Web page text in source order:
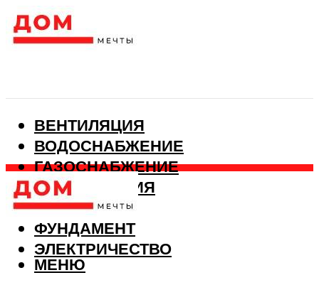
ВЕНТИЛЯЦИЯ
ВОДОСНАБЖЕНИЕ
ГАЗОСНАБЖЕНИЕ
КАНАЛИЗАЦИЯ
ОТОПЛЕНИЕ
ФУНДАМЕНТ
ЭЛЕКТРИЧЕСТВО
МЕНЮ